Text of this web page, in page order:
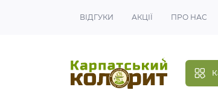
ВІДГУКИ АКЦІЇ ПРО НАС